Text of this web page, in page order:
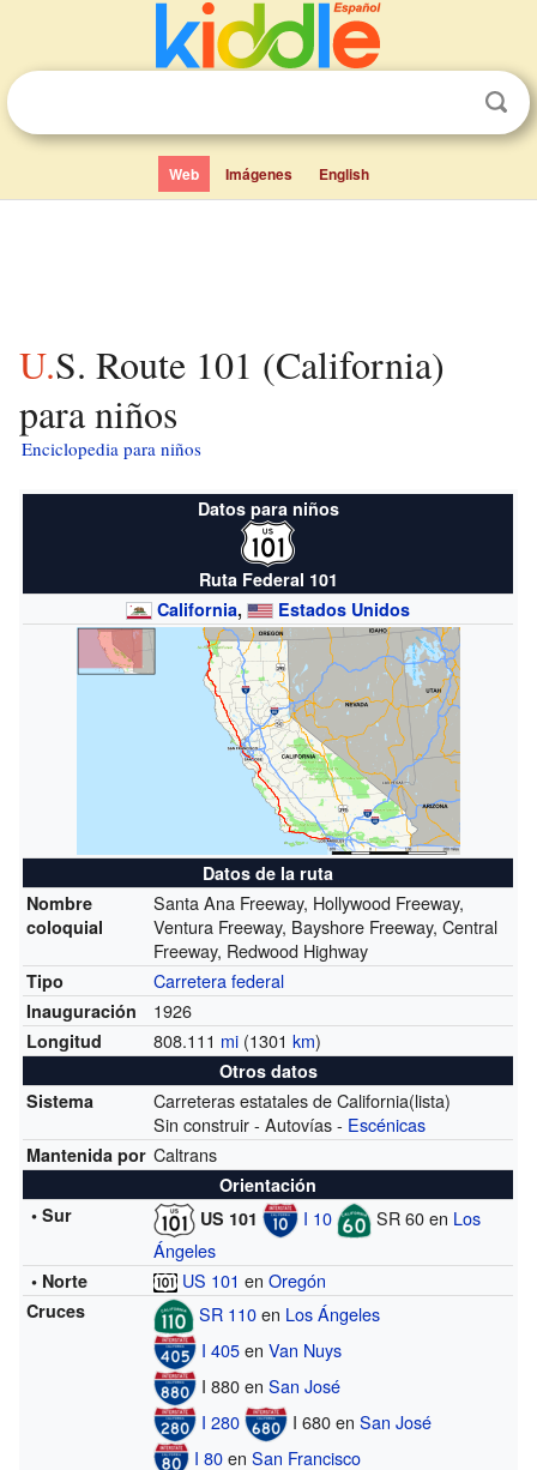
Web Imágenes English
U.S. Route 101 (California)
para niños
Enciclopedia para niños
Datos para niños
Ruta Federal 101
California, Estados Unidos
Datos de la ruta
Nombre
coloquial
Santa Ana Freeway, Hollywood Freeway,
Ventura Freeway, Bayshore Freeway, Central
Freeway, Redwood Highway
Tipo Carretera federal
Inauguración 1926
Longitud 808.111 mi (1301km)
Otros datos
Sistema
Carreteras estatales de California(lista)
Sin construir - Autovías - Escénicas
Mantenida por Caltrans
Orientación
• Sur
US 101 I 10 SR 60 en Los
Ángeles
• Norte US 101 enOregón
Cruces SR 110en Los Ángeles
I 405enVan Nuys
I 880 enSan José
I 280
I 680 enSan José
I 80enSan Francisco